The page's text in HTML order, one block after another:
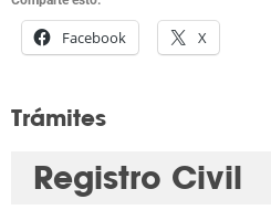
Facebook X
Trámites
Registro Civil